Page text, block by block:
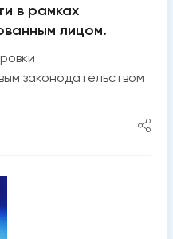
в рамках
лицом.
законодательством